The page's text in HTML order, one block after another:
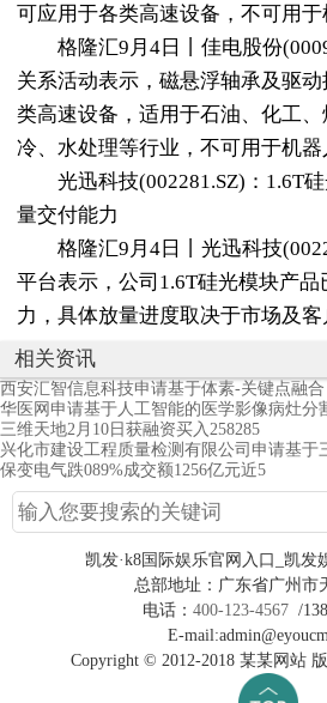
可应用于各类高速设备，不可用于
格隆汇9月4日丨佳电股份
关系活动表示，磁悬浮轴承及驱
类高速设备，适用于石油、化工、
冷、水处理等行业，不可用于机器
光迅科技(002281.SZ)：1.6T硅
量交付能力
格隆汇9月4日丨光迅科技
平台表示，公司1.6T硅光模块产
力，具体放量进度取决于市场及客
相关资讯
西安汇智信息科技申请基于体素-关键点融合
华医网申请基于人工智能的医学影像病灶分
三维天地2月10日获融资买入258285
兴化市建设工程质量检测有限公司申请基于
保变电气跌089%成交额1256亿元近5
凯发·k8国际娱乐官网入口_凯发
总部地址：广东省广州市
电话： 400-123-4567/
E-
Copyright © 2012-2018 某某网站